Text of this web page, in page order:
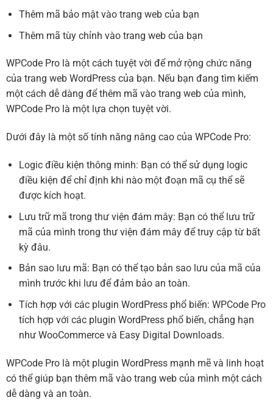
Thêm mã bảo mật vào trang web của bạn
Thêm mã tùy chỉnh vào trang web của bạn
WPCode Pro là một cách tuyệt vời để mở rộng chức năng
của trang web WordPress của bạn. Nếu bạn đang tìm kiếm
một cách dễ dàng để thêm mã vào trang web của mình,
WPCode Pro là một lựa chọn tuyệt vời.
Dưới đây là một số tính năng nâng cao của WPCode Pro:
Logic điều kiện thông minh: Bạn có thể sử dụng logic
điều kiện để chỉ định khi nào một đoạn mã cụ thể sẽ
được kích hoạt.
Lưu trữ mã trong thư viện đám mây: Bạn có thể lưu trữ
mã của mình trong thư viện đám mây để truy cập từ bất
kỳ đâu.
Bản sao lưu mã: Bạn có thể tạo bản sao lưu của mã của
mình trước khi lưu để đảm bảo an toàn.
Tích hợp với các plugin WordPress phổ biến: WPCode Pro
tích hợp với các plugin WordPress phổ biến, chẳng hạn
như WooCommerce và Easy Digital Downloads.
WPCode Pro là một plugin WordPress mạnh mẽ và linh hoạt
có thể giúp bạn thêm mã vào trang web của mình một cách
dễ dàng và an toàn.